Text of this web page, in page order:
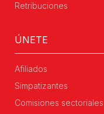
Retribuciones
ÚNETE
Afiliados
Simpatizantes
Comisiones sectoriales